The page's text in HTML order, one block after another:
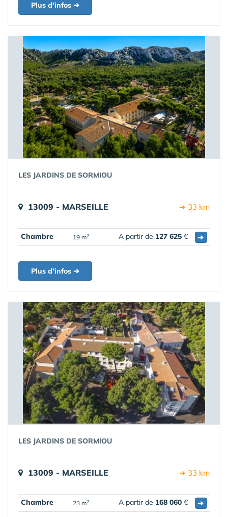
Plus d'infos ➔
LES JARDINS DE SORMIOU
13009 - MARSEILLE ➔ 33 km
Chambre 19 m2 A partir de 127 625 € ➔
Plus d'infos ➔
LES JARDINS DE SORMIOU
13009 - MARSEILLE ➔ 33 km
Chambre 23 m2 A partir de 168 060 € ➔